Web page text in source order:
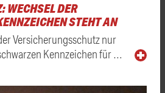
WECHSEL DER
STEHT AN
Versicherungsschutz nur
Kennzeichen für …